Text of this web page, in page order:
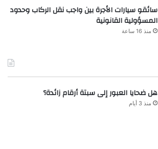
سائقو سيارات الأجرة بين واجب نقل الركاب وحدود
المسؤولية القانونية
منذ 16 ساعة
هل ضحايا العبور إلى سبتة أرقام زائدة؟
منذ 3 أيام